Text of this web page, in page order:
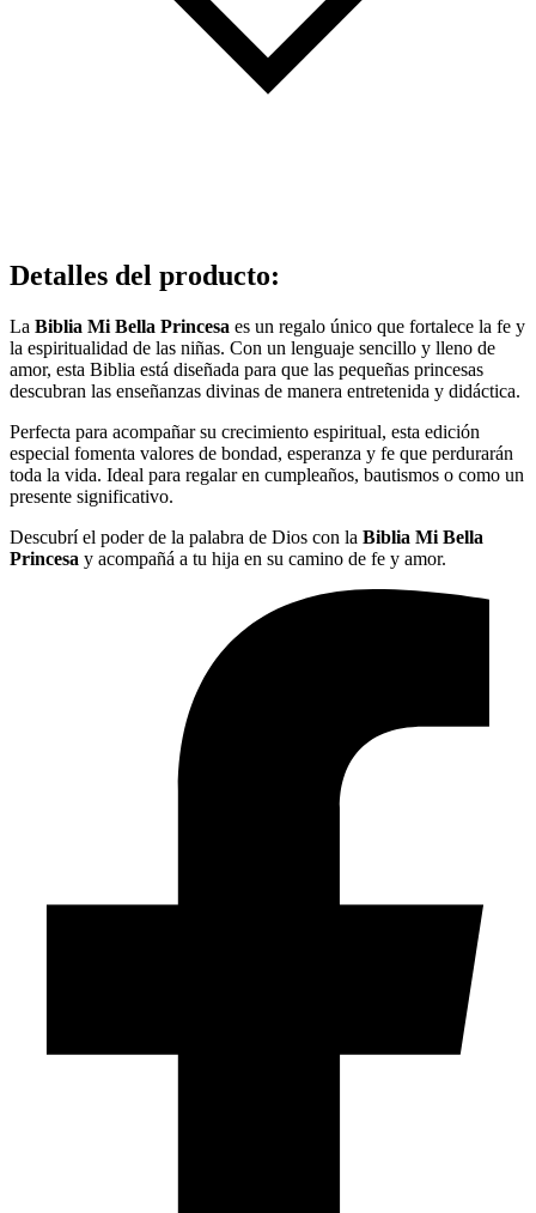
Detalles del producto:
La Biblia Mi Bella Princesa es un regalo único que fortalece la fe y
la espiritualidad de las niñas. Con un lenguaje sencillo y lleno de
amor, esta Biblia está diseñada para que las pequeñas princesas
descubran las enseñanzas divinas de manera entretenida y didáctica.
Perfecta para acompañar su crecimiento espiritual, esta edición
especial fomenta valores de bondad, esperanza y fe que perdurarán
toda la vida. Ideal para regalar en cumpleaños, bautismos o como un
presente significativo.
Descubrí el poder de la palabra de Dios con la Biblia Mi Bella
Princesa y acompañá a tu hija en su camino de fe y amor.